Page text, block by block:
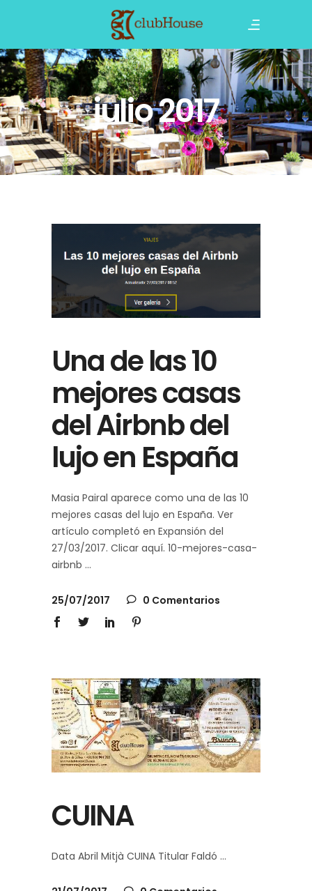
julio 2017
Una de las 10
mejores casas
del Airbnb del
lujo en España
Masia Pairal aparece como una de las 10
mejores casas del lujo en España. Ver
artículo completó en Expansión del
27/03/2017. Clicar aquí. 10-mejores-casa-
airbnb
25/07/2017 0 Comentarios
CUINA
Data Abril Mitjà CUINA Titular Faldó